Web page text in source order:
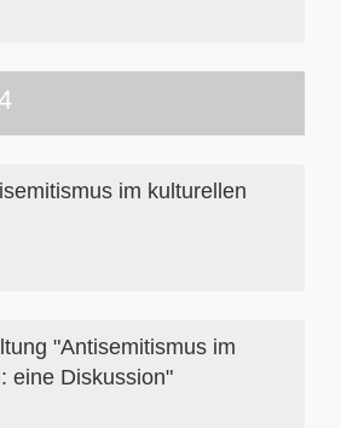
im kulturellen
"Antisemitismus im
eine Diskussion"